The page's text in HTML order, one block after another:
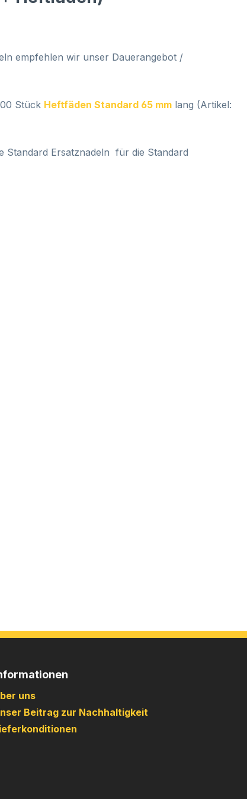
empfehlen wir unser Dauerangebot /
Stück Heftfäden Standard 65 mm lang (Artikel:
Standard Ersatznadeln für die Standard
uns
Beitrag zur Nachhaltigkeit